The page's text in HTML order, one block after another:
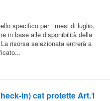
specifico per i mesi di luglio,
in base alle disponibilità della
risorsa selezionata entrerà a
in) cat protette Art.1